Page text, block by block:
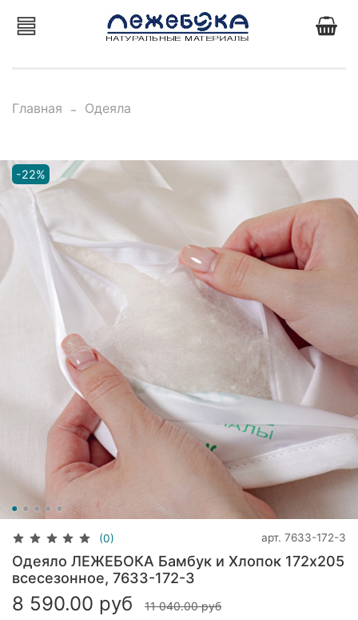
Главная Одеяла
-22%
(0) арт. 7633-172-3
Одеяло ЛЕЖЕБОКА Бамбук и Хлопок 172х205
всесезонное, 7633-172-3
8 590.00 руб
11 040.00 руб